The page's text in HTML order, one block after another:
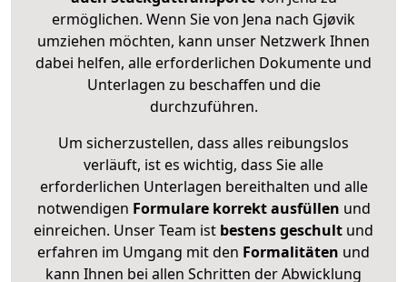
ermöglichen. Wenn Sie von Jena nach Gjøvik
umziehen möchten, kann unser Netzwerk Ihnen
dabei helfen, alle erforderlichen Dokumente und
Unterlagen zu beschaffen und die
durchzuführen.
Um sicherzustellen, dass alles reibungslos
verläuft, ist es wichtig, dass Sie alle
erforderlichen Unterlagen bereithalten und alle
notwendigen Formulare korrekt ausfüllen und
einreichen. Unser Team ist bestens geschult und
erfahren im Umgang mit den Formalitäten und
kann Ihnen bei allen Schritten der Abwicklung